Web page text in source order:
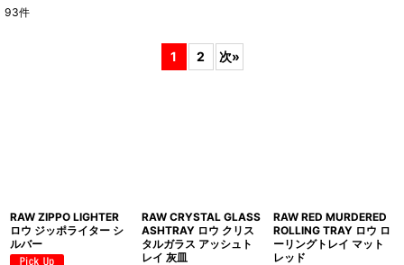
93件
1 2 次»
RAW ZIPPO LIGHTER
ロウ ジッポライター シ
ルバー
RAW CRYSTAL GLASS
ASHTRAY ロウ クリス
タルガラス アッシュト
レイ 灰皿
RAW RED MURDERED
ROLLING TRAY ロウ ロ
ーリングトレイ マット
レッド